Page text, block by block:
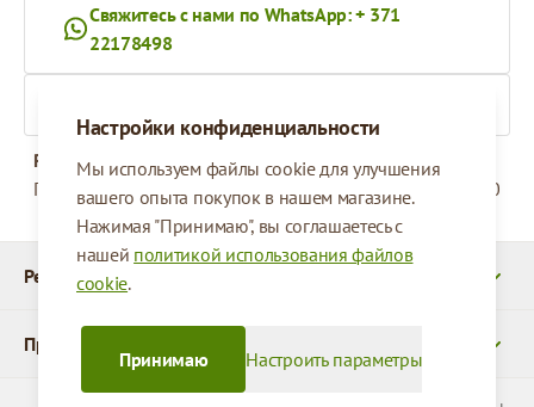
Настройки конфиденциальности
Мы используем файлы cookie для улучшения
вашего опыта покупок в нашем магазине.
Нажимая "Принимаю", вы соглашаетесь с
нашей политикой использования файлов
cookie.
Настроить параметры
Принимаю
Реквизиты
Продукты
Свяжитесь с нами по WhatsApp: + 371
22178498
Рабочее время
Понедельник - Пятница
09:00 - 17:00